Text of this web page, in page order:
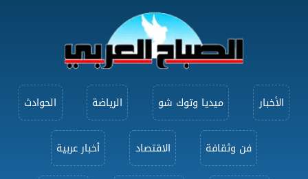
الأخبار ميديا وتوك شو الرياضة الحوادث
فن وثقافة الاقتصاد أخبار عربية